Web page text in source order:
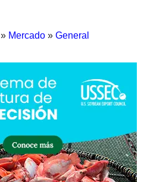
» Mercado » General